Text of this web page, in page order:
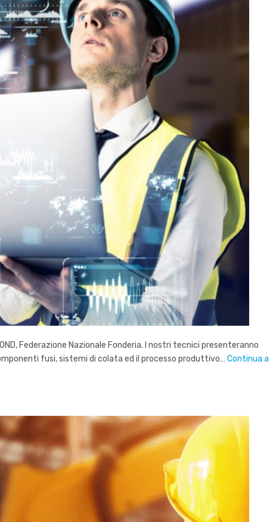
Federazione Nazionale Fonderia. I nostri tecnici presenteranno
fusi, sistemi di colata ed il processo produttivo… Continua a